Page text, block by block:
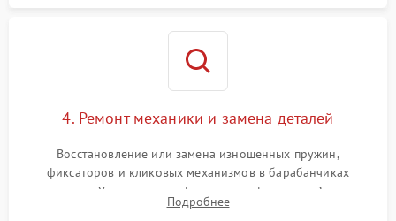
4. Ремонт механики и замена деталей
Восстановление или замена изношенных пружин,
фиксаторов и кликовых механизмов в барабанчиках
поправок. Устранение люфтов в трансфокаторе. Замена
поврежденных линз, разбитой сетки или восстановление
Подробнее